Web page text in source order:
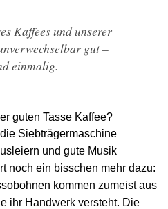
Kaffees und unserer
gut –
einmalig.
guten Tasse Kaffee?
Siebträgermaschine
und gute Musik
noch ein bisschen mehr dazu:
kommen zumeist aus
ihr Handwerk versteht. Die